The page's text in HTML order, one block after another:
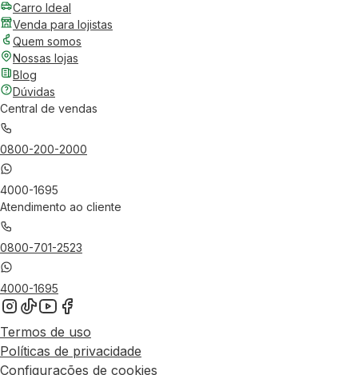
Carro Ideal
Venda para lojistas
Quem somos
Nossas lojas
Blog
Dúvidas
Central de vendas
0800-200-2000
4000-1695
Atendimento ao cliente
0800-701-2523
4000-1695
Termos de uso
Políticas de privacidade
Configurações de cookies